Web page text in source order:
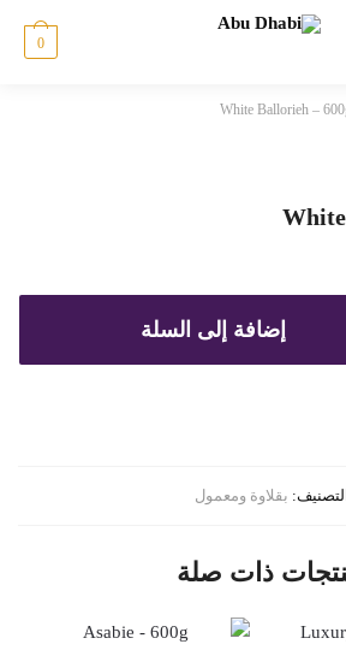
0
White Ballorieh –
إضافة إلى السلة
التصنيف: بقلاوة ومعمول
ذات صلة